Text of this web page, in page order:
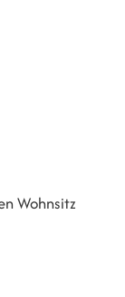
Wohnsitz